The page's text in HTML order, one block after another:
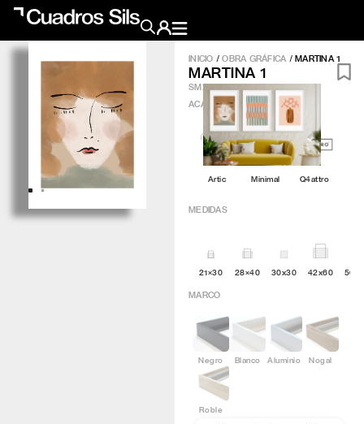
Obra Gráfica
Inspiración
Crea tu pared
INICIO /OBRA GRÁFICA /MARTINA 1
MARTINA 1
SM247
ACABADO
Artic Minimal Q4attro
MEDIDAS
21×30 28×40 30x30 42x60
MARCO
Negro Blanco Aluminio Nogal
Roble